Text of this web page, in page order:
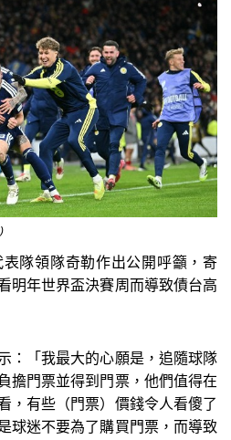
表隊領隊奇勒作出公開呼籲，寄
明年世界盃決賽周而導致債台高
：「我最大的心願是，追隨球隊
擔門票並得到門票，他們值得在
，有些（門票）價錢令人看傻了
球迷不要為了購買門票，而導致